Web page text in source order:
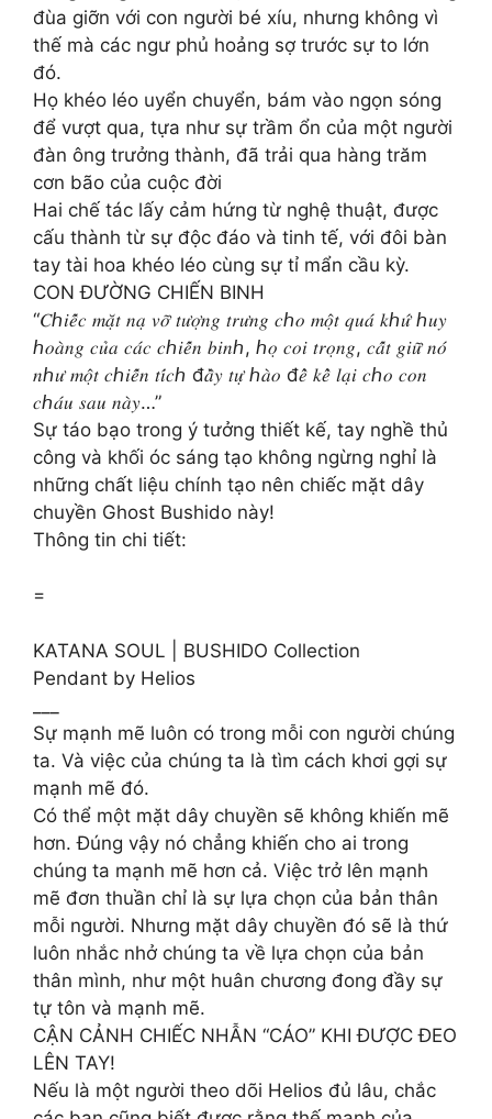
đùa giỡn với con người bé xíu, nhưng không vì
thế mà các ngư phủ hoảng sợ trước sự to lớn
đó.
Họ khéo léo uyển chuyển, bám vào ngọn sóng
để vượt qua, tựa như sự trầm ổn của một người
đàn ông trưởng thành, đã trải qua hàng trăm
cơn bão của cuộc đời
Hai chế tác lấy cảm hứng từ nghệ thuật, được
cấu thành từ sự độc đáo và tinh tế, với đôi bàn
tay tài hoa khéo léo cùng sự tỉ mẩn cầu kỳ.
CON ĐƯỜNG CHIẾN BINH
“𝐶ℎ𝑖𝑒̂́𝑐 𝑚𝑎̣̆𝑡 𝑛𝑎̣ 𝑣𝑜̛̃ 𝑡𝑢̛𝑜̛̣𝑛𝑔 𝑡𝑟𝑢̛𝑛𝑔 𝑐ℎ𝑜 𝑚𝑜̣̂𝑡 𝑞𝑢𝑎́ 𝑘ℎ𝑢̛́ ℎ𝑢𝑦
ℎ𝑜𝑎̀𝑛𝑔 𝑐𝑢̉𝑎 𝑐𝑎́𝑐 𝑐ℎ𝑖𝑒̂́𝑛 𝑏𝑖𝑛ℎ, ℎ𝑜̣ 𝑐𝑜𝑖 𝑡𝑟𝑜̣𝑛𝑔, 𝑐𝑎̂́𝑡 𝑔𝑖𝑢̛̃ 𝑛𝑜́
𝑛ℎ𝑢̛ 𝑚𝑜̣̂𝑡 𝑐ℎ𝑖𝑒̂́𝑛 𝑡𝑖́𝑐ℎ đ𝑎̂̀𝑦 𝑡𝑢̛̣ ℎ𝑎̀𝑜 đ𝑒̂̉ 𝑘𝑒̂̉ 𝑙𝑎̣𝑖 𝑐ℎ𝑜 𝑐𝑜𝑛
𝑐ℎ𝑎́𝑢 𝑠𝑎𝑢 𝑛𝑎̀𝑦…”
Sự táo bạo trong ý tưởng thiết kế, tay nghề thủ
công và khối óc sáng tạo không ngừng nghỉ là
những chất liệu chính tạo nên chiếc mặt dây
chuyền Ghost Bushido này!
Thông tin chi tiết:
=
KATANA SOUL | BUSHIDO Collection
Pendant by Helios
Sự mạnh mẽ luôn có trong mỗi con người chúng
ta. Và việc của chúng ta là tìm cách khơi gợi sự
mạnh mẽ đó.
Có thể một mặt dây chuyền sẽ không khiến mẽ
hơn. Đúng vậy nó chẳng khiến cho ai trong
chúng ta mạnh mẽ hơn cả. Việc trở lên mạnh
mẽ đơn thuần chỉ là sự lựa chọn của bản thân
mỗi người. Nhưng mặt dây chuyền đó sẽ là thứ
luôn nhắc nhở chúng ta về lựa chọn của bản
thân mình, như một huân chương đong đầy sự
tự tôn và mạnh mẽ.
CẬN CẢNH CHIẾC NHẪN “CÁO” KHI ĐƯỢC ĐEO
LÊN TAY!
Nếu là một người theo dõi Helios đủ lâu, chắc